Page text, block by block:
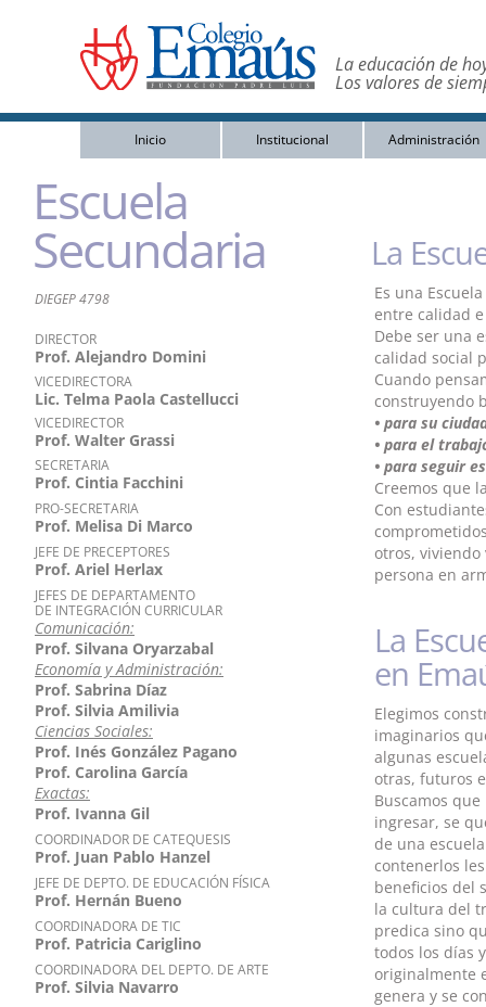
Escuela
Secundaria
DIEGEP 4798
DIRECTOR
Prof. Alejandro Domini
VICEDIRECTORA
Lic. Telma Paola Castellucci
VICEDIRECTOR
Prof. Walter Grassi
SECRETARIA
Prof. Cintia Facchini
PRO-SECRETARIA
Prof. Melisa Di Marco
JEFE DE PRECEPTORES
Prof. Ariel Herlax
JEFES DE DEPARTAMENTO
DE INTEGRACIÓN CURRICULAR
Comunicación:
Prof. Silvana Oryarzabal
Economía y Administración:
Prof. Sabrina Díaz
Prof. Silvia Amilivia
Ciencias Sociales:
Prof. Inés González Pagano
Prof. Carolina García
Exactas:
Prof. Ivanna Gil
COORDINADOR DE CATEQUESIS
Prof. Juan Pablo Hanzel
JEFE DE DEPTO. DE EDUCACIÓN FÍSICA
Prof. Hernán Bueno
COORDINADORA DE TIC
Prof. Patricia Cariglino
COORDINADORA DEL DEPTO. DE ARTE
Prof. Silvia Navarro
Es una
entre calidad
Debe ser una
calidad social
Cuando
construyendo
• para su
• para el
• para seguir
Creemos que
Con
otros,
persona en
La
La
en
Elegimos
imaginarios
algunas
otras, futuros
Buscamos
ingresar, se
de una
contenerlos
beneficios del
la cultura del
predica sino
todos los días
originalmente
genera y se
Inicio Institucional Administración
La educación de
Los valores de